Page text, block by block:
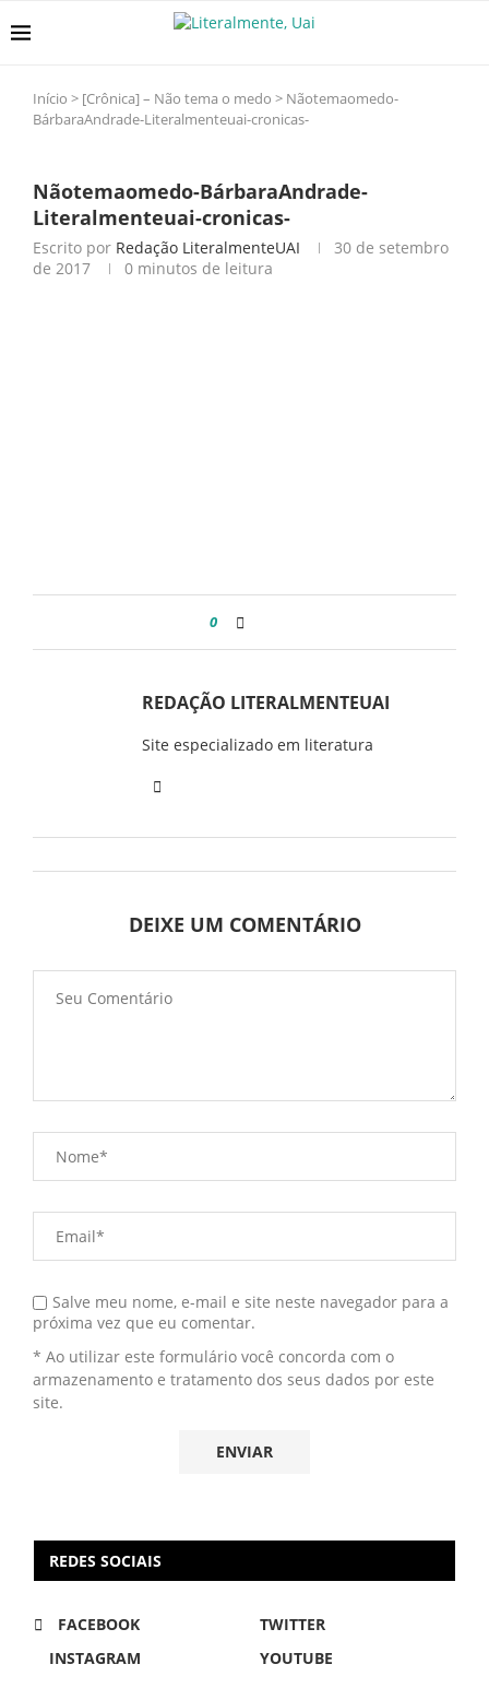
Início > [Crônica] – Não tema o medo > Nãotemaomedo-
BárbaraAndrade-Literalmenteuai-cronicas-
Nãotemaomedo-BárbaraAndrade-
Literalmenteuai-cronicas-
Escrito por Redação LiteralmenteUAI
30 de setembro
de 2017
0 minutos de leitura
0
REDAÇÃO LITERALMENTEUAI
Site especializado em literatura
DEIXE UM COMENTÁRIO
Salve meu nome, e-mail e site neste navegador para a
próxima vez que eu comentar.
* Ao utilizar este formulário você concorda com o
armazenamento e tratamento dos seus dados por este
site.
REDES SOCIAIS
FACEBOOK
TWITTER
INSTAGRAM
YOUTUBE